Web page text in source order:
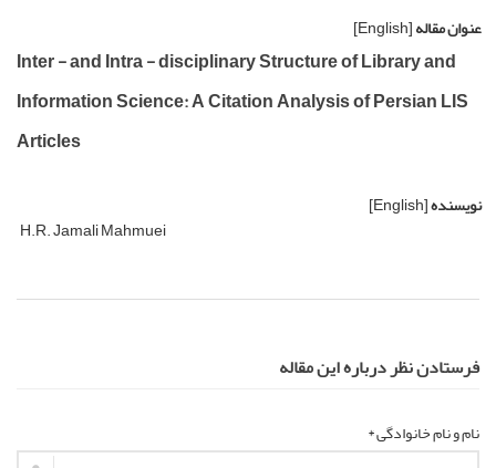
عنوان مقاله[English]
Inter - and Intra - disciplinary Structure of Library and
Information Science: A Citation Analysis of Persian LIS
Articles
نویسنده[English]
H.R. Jamali Mahmuei
فرستادن نظر درباره این مقاله
نام و نام خانوادگی *